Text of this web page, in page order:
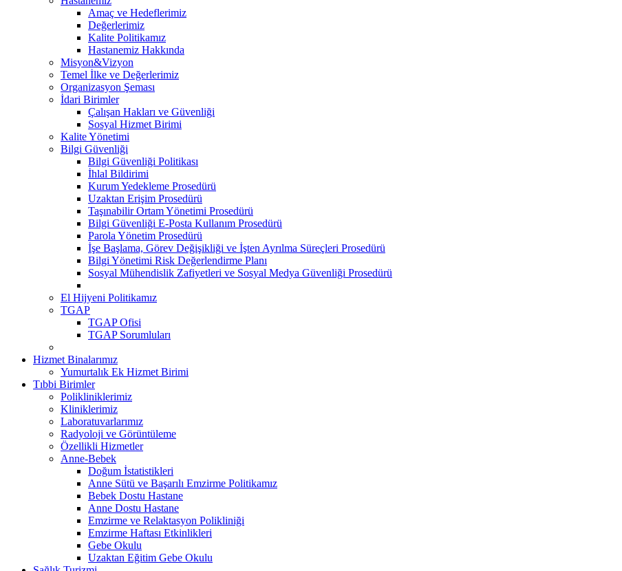
Amaç ve Hedeflerimiz
Değerlerimiz
Kalite Politikamız
Hastanemiz Hakkında
Misyon&Vizyon
Temel İlke ve Değerlerimiz
Organizasyon Şeması
İdari Birimler
Çalışan Hakları ve Güvenliği
Sosyal Hizmet Birimi
Kalite Yönetimi
Bilgi Güvenliği
Bilgi Güvenliği Politikası
İhlal Bildirimi
Kurum Yedekleme Prosedürü
Uzaktan Erişim Prosedürü
Taşınabilir Ortam Yönetimi Prosedürü
Bilgi Güvenliği E-Posta Kullanım Prosedürü
Parola Yönetim Prosedürü
İşe Başlama, Görev Değişikliği ve İşten Ayrılma Süreçleri Prosedürü
Bilgi Yönetimi Risk Değerlendirme Planı
Sosyal Mühendislik Zafiyetleri ve Sosyal Medya Güvenliği Prosedürü
El Hijyeni Politikamız
TGAP
TGAP Ofisi
TGAP Sorumluları
Hizmet Binalarımız
Yumurtalık Ek Hizmet Birimi
Tıbbi Birimler
Polikliniklerimiz
Kliniklerimiz
Laboratuvarlarımız
Radyoloji ve Görüntüleme
Özellikli Hizmetler
Anne-Bebek
Doğum İstatistikleri
Anne Sütü ve Başarılı Emzirme Politikamız
Bebek Dostu Hastane
Anne Dostu Hastane
Emzirme ve Relaktasyon Polikliniği
Emzirme Haftası Etkinlikleri
Gebe Okulu
Uzaktan Eğitim Gebe Okulu